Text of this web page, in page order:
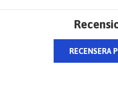
RECENSERA